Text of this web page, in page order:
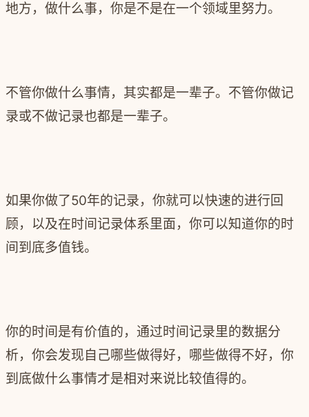
地方，做什么事，你是不是在一个领域里努力。
不管你做什么事情，其实都是一辈子。不管你做记
录或不做记录也都是一辈子。
如果你做了50年的记录，你就可以快速的进行回
顾，以及在时间记录体系里面，你可以知道你的时
间到底多值钱。
你的时间是有价值的，通过时间记录里的数据分
析，你会发现自己哪些做得好，哪些做得不好，你
到底做什么事情才是相对来说比较值得的。